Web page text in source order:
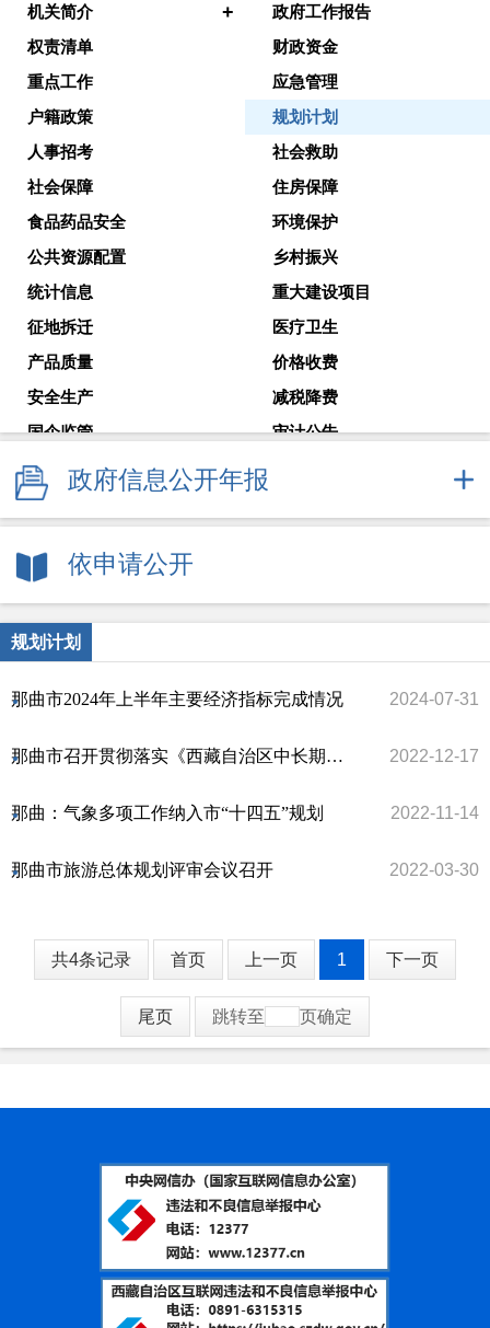
机关简介 +
政府工作报告
权责清单
财政资金
重点工作
应急管理
户籍政策
规划计划
人事招考
社会救助
社会保障
住房保障
食品药品安全
环境保护
公共资源配置
乡村振兴
统计信息
重大建设项目
征地拆迁
医疗卫生
产品质量
价格收费
安全生产
减税降费
国企监管
审计公告
教育考试
解读回应
政府信息公开年报
依申请公开
规划计划
那曲市2024年上半年主要经济指标完成情况 2024-07-31
那曲市召开贯彻落实《西藏自治区中长期青年发展规划（2018—2025年）》联席会议第二次全体会议 2022-12-17
那曲：气象多项工作纳入市“十四五”规划 2022-11-14
那曲市旅游总体规划评审会议召开 2022-03-30
共4条记录 首页 上一页 1 下一页
尾页 跳转至 页确定